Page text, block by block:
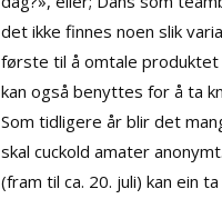
det ikke finnes noen slik
første til å omtale produktet
kan også benyttes for å ta
Som tidligere år blir det
skal cuckold amater
(fram til ca. 20. juli) kan ein